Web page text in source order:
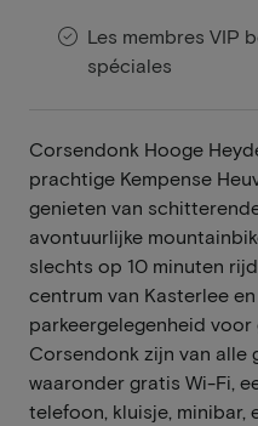
Les membres VIP
spéciales
Corsendonk Hooge
prachtige Kempense
genieten van
avontuurlijke
slechts op 10 minuten
centrum van Kasterlee
parkeergelegenheid voor
Corsendonk zijn van alle
waaronder gratis Wi-Fi,
telefoon, kluisje, minibar,